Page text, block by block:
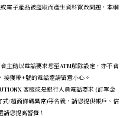
電子產品被盜取而產生資料竄改問題，本網
主動以電話要求您至ATM解除設定， 亦不會
接獲帶+號的電話還請留意小心。
客服或是銀行人員電話要求 (訂單金
/超商條碼異常)等名義，請您提供帳戶、信
請您提高警覺！